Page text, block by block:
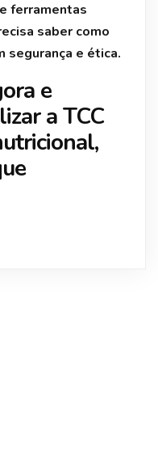
ferramentas
saber como
segurança e ética.
e
a TCC